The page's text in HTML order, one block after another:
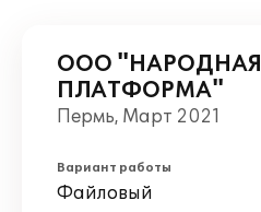
ООО "НАРОДНАЯ
ПЛАТФОРМА"
Пермь, Март 2021
Вариант работы
Файловый